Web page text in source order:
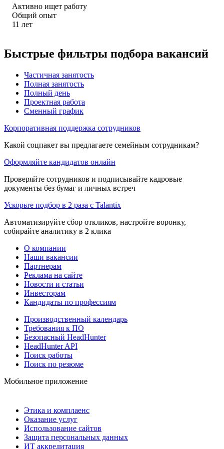
Активно ищет работу
Общий опыт
11 лет
Быстрые фильтры подбора вакансий
Частичная занятость
Полная занятость
Полный день
Проектная работа
Сменный график
Корпоративная поддержка сотрудников
Какой соцпакет вы предлагаете семейным сотрудникам?
Оформляйте кандидатов онлайн
Проверяйте сотрудников и подписывайте кадровые
документы без бумаг и личных встреч
Ускорьте подбор в 2 раза с Talantix
Автоматизируйте сбор откликов, настройте воронку,
собирайте аналитику в 2 клика
О компании
Наши вакансии
Партнерам
Реклама на сайте
Новости и статьи
Инвесторам
Кандидаты по профессиям
Производственный календарь
Требования к ПО
Безопасный HeadHunter
HeadHunter API
Поиск работы
Поиск по резюме
Мобильное приложение
Этика и комплаенс
Оказание услуг
Использование сайтов
Защита персональных данных
ИТ аккредитация